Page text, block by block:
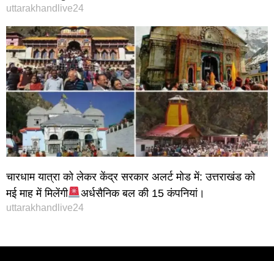
uttarakhandlive24
चारधाम यात्रा को लेकर केंद्र सरकार अलर्ट मोड में: उत्तराखंड को
मई माह में मिलेंगी
अर्धसैनिक बल की 15 कंपनियां।
uttarakhandlive24